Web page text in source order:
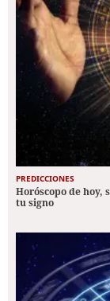
PREDICCIONES
Horóscopo de hoy,
tu signo